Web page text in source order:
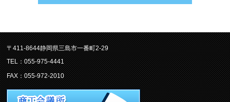
〒411-8644静岡県三島市一番町2-29
TEL：055-975-4441
FAX：055-972-2010